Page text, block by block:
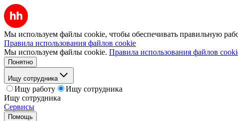
Мы используем файлы cookie, чтобы обеспечивать правильную
Правила использования файлов cookie
Мы используем файлы cookie. Правила использования файлов
Понятно
Ищу сотрудника
Ищу работу
Ищу сотрудника
Ищу сотрудника
Сервисы
Помощь